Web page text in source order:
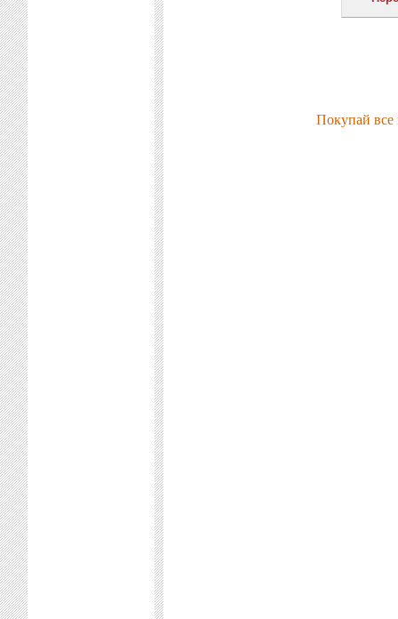
Покупай все